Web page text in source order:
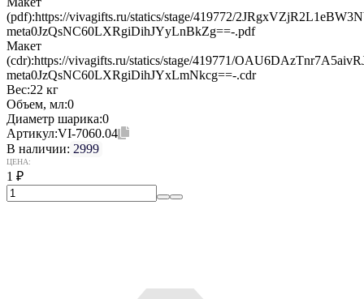
(pdf):https://vivagifts.ru/statics/stage/419772/
meta0JzQsNC60LXRgiDihJYyLnBkZg==-.pdf
Макет
(cdr):https://vivagifts.ru/statics/stage/419771/
meta0JzQsNC60LXRgiDihJYxLmNkcg==-.cdr
Вес:22 кг
Объем, мл:0
Диаметр шарика:0
Артикул:VI-7060.04
В наличии: 2999
ЦЕНА:
1 ₽